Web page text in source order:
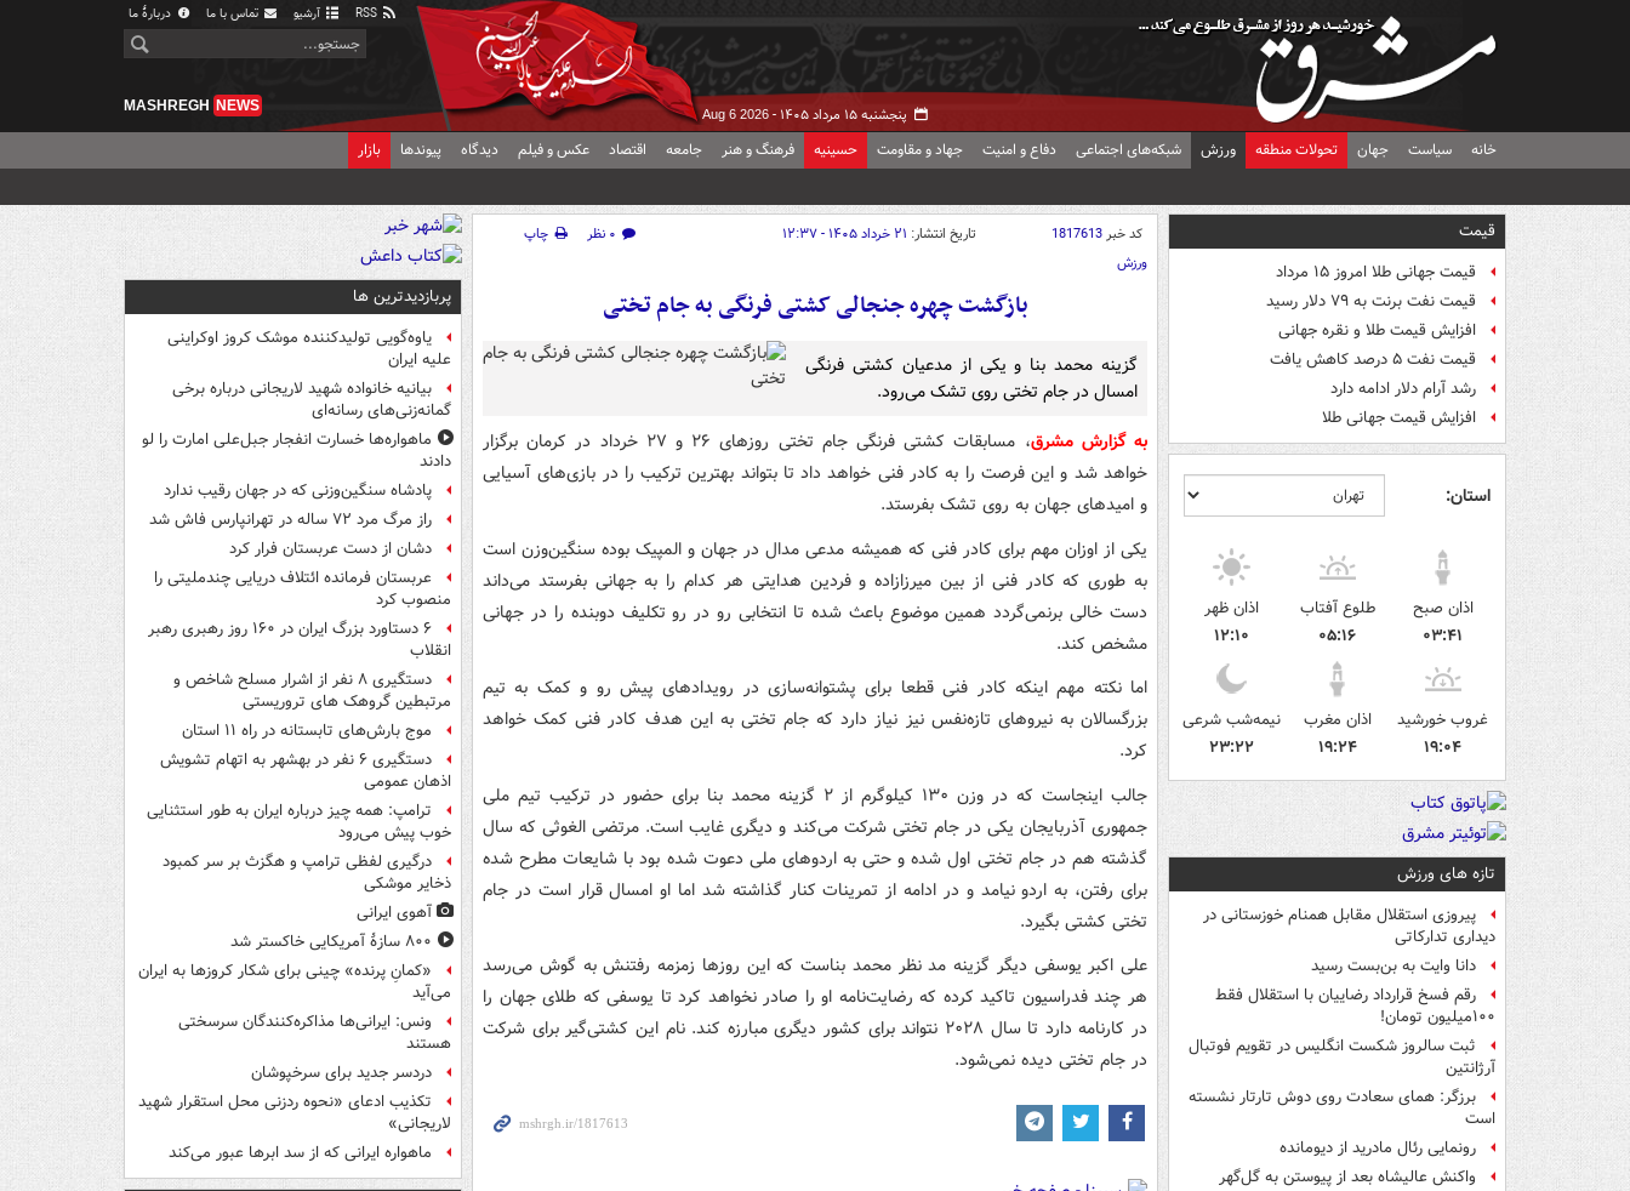
آرشیو تماس با ما دربارهٔ ما
پنجشنبه ۱۵ مرداد ۱۴۰۵ - Aug 6 2026
MASHREGH NEWS
خانه سیاست جهان تحولات منطقه ورزش شبکه‌های اجتماعی دفاع و امنیت جهاد و مقاومت حسینیه فرهنگ و هنر جامعه اقتصاد عکس و فیلم دیدگاه پیوندها بازار
قیمت
قیمت جهانی طلا امروز ۱۵ مرداد
قیمت نفت برنت به ۷۹ دلار رسید
افزایش قیمت طلا و نقره جهانی
قیمت نفت ۵ درصد کاهش یافت
رشد آرام دلار ادامه دارد
افزایش قیمت جهانی طلا
استان:
اذان صبح
۰۳:۴۱
طلوع آفتاب
۰۵:۱۶
اذان ظهر
۱۲:۱۰
غروب خورشید
۱۹:۰۴
اذان مغرب
۱۹:۲۴
نیمه‌شب شرعی
۲۳:۲۲
تازه های ورزش
پیروزی استقلال مقابل همنام خوزستانی در
دیداری تدارکاتی
دانا وایت به بن‌بست رسید
رقم فسخ قرارداد رضاییان با استقلال فقط
۱۰۰میلیون تومان!
ثبت سالروز شکست انگلیس در تقویم فوتبال
آرژانتین
برزگر: همای سعادت روی دوش تارتار نشسته
است
رونمایی رئال مادرید از دیومانده
واکنش عالیشاه بعد از پیوستن به گل‌گهر
کد خبر1817613 تاریخ انتشار: ۲۱ خرداد ۱۴۰۵ - ۱۲:۳۷ ۰ نظر
چاپ
ورزش
بازگشت چهره جنجالی کشتی فرنگی به جام تختی
گزینه محمد بنا و یکی از مدعیان کشتی فرنگی
امسال در جام تختی روی تشک می‌رود.
به گزارش مشرق
، مسابقات کشتی فرنگی جام تختی روزهای ۲۶ و ۲۷ خرداد در کرمان برگزار
خواهد شد و این فرصت را به کادر فنی خواهد داد تا بتواند بهترین ترکیب را در بازی‌های آسیایی
و امیدهای جهان به روی تشک بفرستد.
یکی از اوزان مهم برای کادر فنی که همیشه مدعی مدال در جهان و المپیک بوده سنگین‌وزن است
به طوری که کادر فنی از بین میرزازاده و فردین هدایتی هر کدام را به جهانی بفرستد می‌داند
دست خالی برنمی‌گردد همین موضوع باعث شده تا انتخابی رو در رو تکلیف دوبنده را در جهانی
مشخص کند.
اما نکته مهم اینکه کادر فنی قطعا برای پشتوانه‌سازی در رویدادهای پیش رو و کمک به تیم
بزرگسالان به نیروهای تازه‌نفس نیز نیاز دارد که جام تختی به این هدف کادر فنی کمک خواهد
کرد.
جالب اینجاست که در وزن ۱۳۰ کیلوگرم از ۲ گزینه محمد بنا برای حضور در ترکیب تیم ملی
جمهوری آذربایجان یکی در جام تختی شرکت می‌کند و دیگری غایب است. مرتضی الغوثی که سال
گذشته هم در جام تختی اول شده و حتی به اردوهای ملی دعوت شده بود با شایعات مطرح شده
برای رفتن، به اردو نیامد و در ادامه از تمرینات کنار گذاشته شد اما او امسال قرار است در جام
تختی کشتی بگیرد.
علی اکبر یوسفی دیگر گزینه مد نظر محمد بناست که این روزها زمزمه رفتنش به گوش می‌رسد
هر چند فدراسیون تاکید کرده که رضایت‌نامه او را صادر نخواهد کرد تا یوسفی که طلای جهان را
در کارنامه دارد تا سال ۲۰۲۸ نتواند برای کشور دیگری مبارزه کند. نام این کشتی‌گیر برای شرکت
در جام تختی دیده نمی‌شود.
پربازدیدترین ها
یاوه‌گویی تولیدکننده موشک کروز اوکراینی
علیه ایران
بیانیه خانواده شهید لاریجانی درباره برخی
گمانه‌زنی‌های رسانه‌ای
ماهواره‌ها خسارت انفجار جبل‌علی امارت را لو
دادند
پادشاه سنگین‌وزنی که در جهان رقیب ندارد
راز مرگ مرد ۷۲ ساله در تهرانپارس فاش شد
دشان از دست عربستان فرار کرد
عربستان فرمانده ائتلاف دریایی چندملیتی را
منصوب کرد
۶ دستاورد بزرگ ایران در ۱۶۰ روز رهبری رهبر
انقلاب
دستگیری ۸ نفر از اشرار مسلح شاخص و
مرتبطین گروهک های تروریستی
موج بارش‌های تابستانه در راه ۱۱ استان
دستگیری ۶ نفر در بهشهر به اتهام تشویش
اذهان عمومی
ترامپ: همه چیز درباره ایران به طور استثنایی
خوب پیش می‌رود
درگیری لفظی ترامپ و هگزث بر سر کمبود
ذخایر موشکی
آهوی ایرانی
۸۰۰ سازۀ آمریکایی خاکستر شد
«کمانِ پرنده» چینی برای شکار کروزها به ایران
می‌آید
ونس: ایرانی‌ها مذاکره‌کنندگان سرسختی
هستند
دردسر جدید برای سرخپوشان
تکذیب ادعای «نحوه ردزنی محل استقرار شهید
لاریجانی»
ماهواره ایرانی که از سد ابرها عبور می‌کند